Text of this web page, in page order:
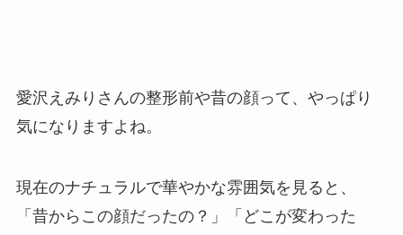
愛沢えみりさんの整形前や昔の顔って、やっぱり
気になりますよね。
現在のナチュラルで華やかな雰囲気を見ると、
「昔からこの顔だったの？」「どこが変わった